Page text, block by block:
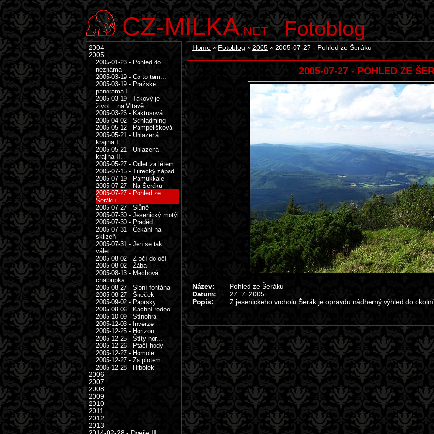
CZ-MILKA.NET Fotoblog
Home Fotoblog 2005 2005-07-27 - Pohled ze Šeráku
2005-07-27 - POHLED ZE
Název:
Pohled ze Šeráku
Datum:
27. 7. 2005
Popis:
Z jesenického vrcholu Šerák je opravdu nádherný výhled do
2004
2005
2005-01-23 - Pohled do
neznáma
2005-03-19 - Co to tam...
2005-03-19 - Pražské
panorama I.
2005-03-19 - Takový je
život... na Vltavě
2005-03-26 - Kaktusová
2005-04-02 - Schladming
2005-05-12 - Pampelišková
2005-05-21 - Uhlazená
krajina I.
2005-05-21 - Uhlazená
krajina II.
2005-05-27 - Odlet za létem
2005-07-15 - Turecký západ
2005-07-19 - Pamukkale
2005-07-27 - Na Šeráku
2005-07-27 - Pohled ze
Šeráku
2005-07-27 - Slůně
2005-07-30 - Jesenický motýl
2005-07-30 - Praděd
2005-07-31 - Čekání na
sklizeň
2005-07-31 - Jen se tak
válet...
2005-08-02 - Z očí do očí
2005-08-02 - Žába
2005-08-13 - Mechová
chaloupka
2005-08-27 - Sloní fontána
2005-08-27 - Šneček
2005-09-02 - Paprsky
2005-09-06 - Kachní rodeo
2005-10-09 - Stínohra
2005-12-03 - Inverze
2005-12-25 - Horizont
2005-12-25 - Štíty hor...
2005-12-26 - Ptačí hody
2005-12-27 - Homole
2005-12-27 - Za plotem...
2005-12-28 - Hrbolek
2006
2007
2008
2009
2010
2011
2012
2013